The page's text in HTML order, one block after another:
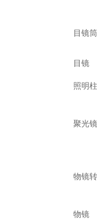
目镜
目镜
照明
聚光
物镜
物镜